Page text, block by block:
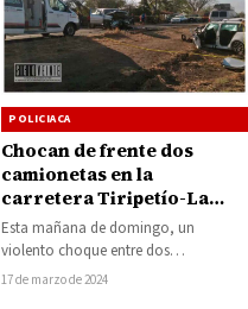
POLICIACA
Chocan de frente dos
camionetas en la
carretera Tiripetío-La
Eréndira cerca de La
Parotita, deja múltiples
lesionados y una posible
víctima mortal
Esta mañana de domingo, un
violento choque entre dos
camionetas sucedió en la carretera
17 de marzo de 2024